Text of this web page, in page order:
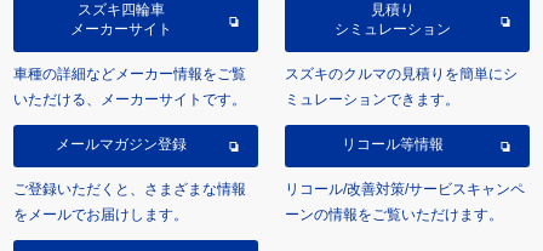
スズキ四輪車
メーカーサイト
車種の詳細などメーカー情報をご覧
いただける、メーカーサイトです。
見積り
シミュレーション
スズキのクルマの見積りを簡単にシ
ミュレーションできます。
メールマガジン登録
ご登録いただくと、さまざまな情報
をメールでお届けします。
リコール等情報
リコール/改善対策/サービスキャンペ
ーンの情報をご覧いただけます。